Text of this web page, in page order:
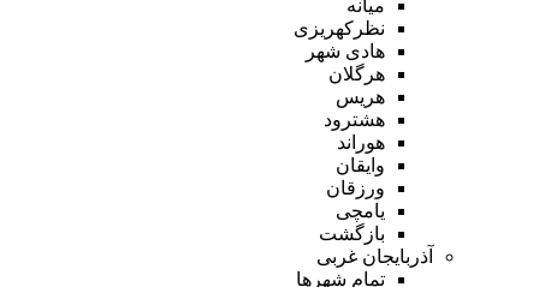
میانه
نظرکهریزی
هادی شهر
هرگلان
هریس
هشترود
هوراند
وایقان
ورزقان
یامچی
بازگشت
آذربایجان غربی
تمام شهر‌ها